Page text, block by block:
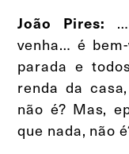
João Pires:
venha… é
parada e
renda da
não é? Mas,
que nada, não